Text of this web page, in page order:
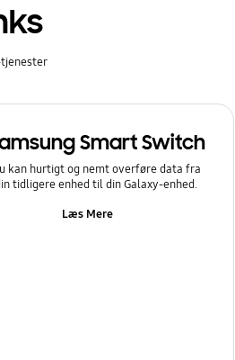
Smart Switch
kan hurtigt og nemt overføre data fra
tidligere enhed til din Galaxy-enhed.
Læs Mere